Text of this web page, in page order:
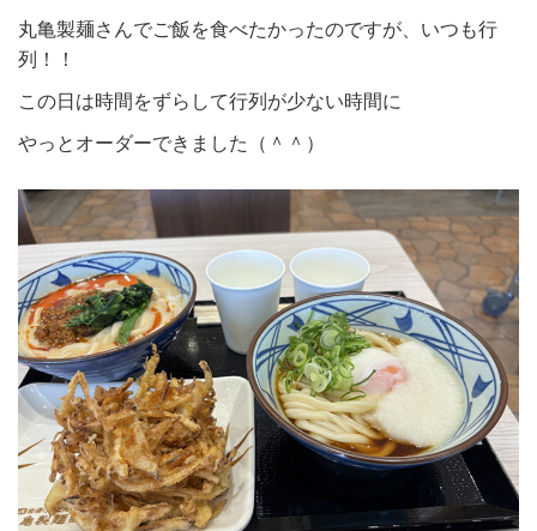
丸亀製麺さんでご飯を食べたかったのですが、いつも行
列！！
この日は時間をずらして行列が少ない時間に
やっとオーダーできました（＾＾）